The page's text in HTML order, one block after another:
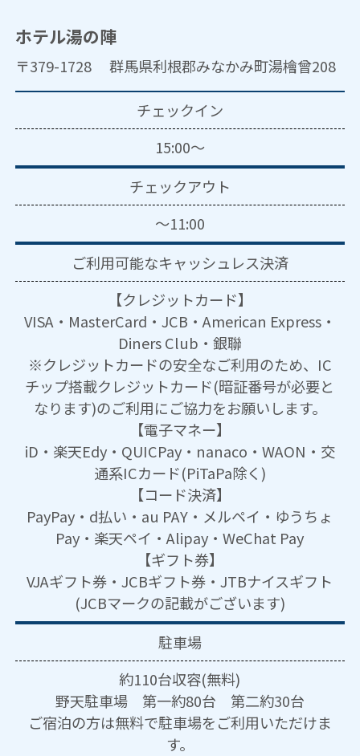
ホテル湯の陣
〒379-1728 群馬県利根郡みなかみ町湯檜曾208
チェックイン
15:00～
チェックアウト
～11:00
ご利用可能なキャッシュレス決済
【クレジットカード】
VISA・MasterCard・JCB・American Express・
Diners Club・銀聯
※クレジットカードの安全なご利用のため、IC
チップ搭載クレジットカード(暗証番号が必要と
なります)のご利用にご協力をお願いします。
【電子マネー】
iD・楽天Edy・QUICPay・nanaco・WAON・交
通系ICカード(PiTaPa除く)
【コード決済】
PayPay・d払い・au PAY・メルペイ・ゆうちょ
Pay・楽天ペイ・Alipay・WeChat Pay
【ギフト券】
VJAギフト券・JCBギフト券・JTBナイスギフト
(JCBマークの記載がございます)
駐車場
約110台収容(無料)
野天駐車場 第一約80台 第二約30台
ご宿泊の方は無料で駐車場をご利用いただけま
す。